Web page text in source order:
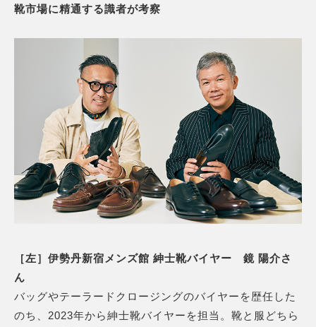
靴市場に精通する識者が考察
［左］伊勢丹新宿メンズ館 紳士靴バイヤー 鏡 陽介さ
ん
バッグやテーラードクロージングのバイヤーを歴任した
のち、2023年から紳士靴バイヤーを担当。靴と服どちら